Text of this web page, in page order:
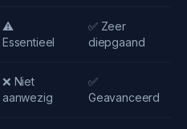
⚠️
Essentieel
✅ Zeer
diepgaand
❌ Niet
aanwezig
✅
Geavanceerd